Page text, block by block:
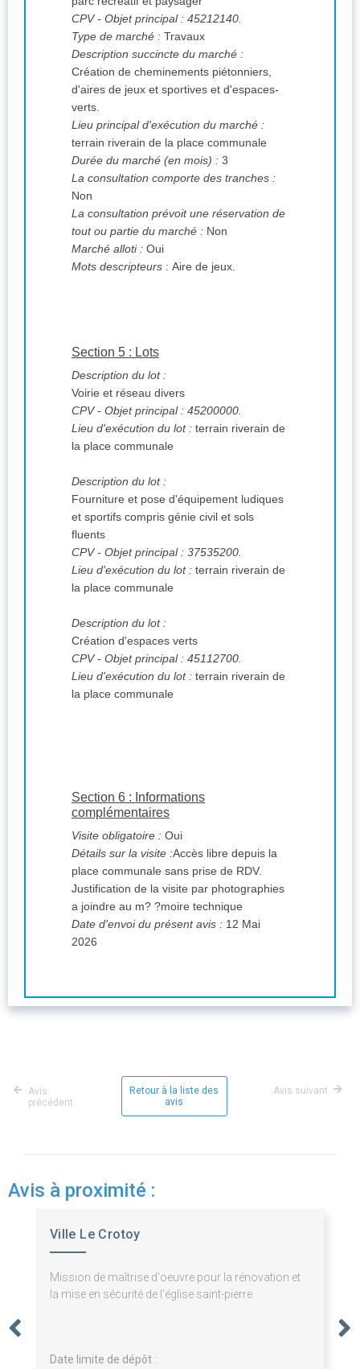
CPV- Objet principal : 45212140.
Type de marché : Travaux
Description succincte du marché :
Création de cheminements piétonniers,
d'aires de jeux et sportives et d'espaces-
verts.
Lieu principal d'exécution du marché :
terrain riverain de la place communale
Durée du marché (en mois) : 3
La consultation comporte des tranches :
Non
La consultation prévoit une réservation de
tout ou partie du marché : Non
Marché alloti : Oui
Mots descripteurs : Aire de jeux.
Section 5 : Lots
Description du lot :
Voirie et réseau divers
CPV- Objet principal : 45200000.
Lieu d'exécution du lot : terrain riverain de
la place communale
Description du lot :
Fourniture et pose d'équipement ludiques
et sportifs compris génie civil et sols
fluents
CPV- Objet principal : 37535200.
Lieu d'exécution du lot : terrain riverain de
la place communale
Description du lot :
Création d'espaces verts
CPV- Objet principal : 45112700.
Lieu d'exécution du lot : terrain riverain de
la place communale
Section 6 : Informations
complémentaires
Visite obligatoire : Oui
Détails sur la visite :Accès libre depuis la
place communale sans prise de RDV.
Justification de la visite par photographies
a joindre au m? ?moire technique
Date d'envoi du présent avis : 12 Mai
2026
Avis
précédent
Retour à la liste des
avis
Avis suivant
Avis à proximité :
Ville Le Crotoy
Mission de maîtrise d'oeuvre pour la rénovation et
la mise en sécurité de l'église saint-pierre
Date limite de dépôt :